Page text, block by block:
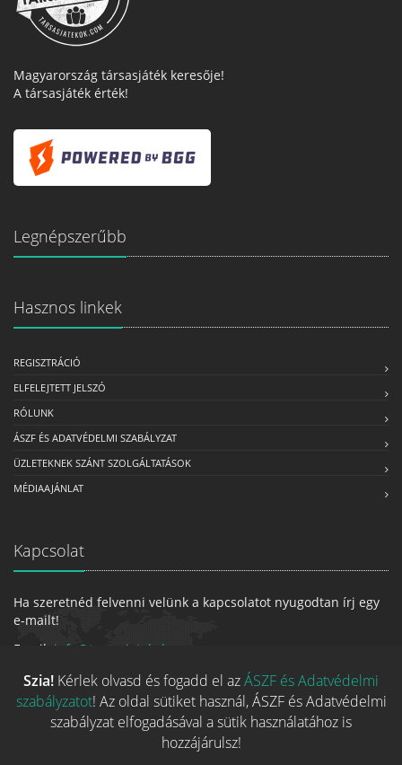
Magyarország társasjáték keresője!
A társasjáték érték!
Legnépszerűbb
Hasznos linkek
REGISZTRÁCIÓ
ELFELEJTETT JELSZÓ
RÓLUNK
ÁSZF ÉS ADATVÉDELMI SZABÁLYZAT
ÜZLETEKNEK SZÁNT SZOLGÁLTATÁSOK
MÉDIAAJÁNLAT
Kapcsolat
Ha szeretnéd felvenni velünk a kapcsolatot nyugodtan írj egy
e-mailt!
Email: info@tarsasjatekok.com
Szia! Kérlek olvasd és fogadd el azÁSZF és Adatvédelmi
szabályzatot! Az oldal sütiket használ, ÁSZF és Adatvédelmi
szabályzat elfogadásával a sütik használatához is
hozzájárulsz!